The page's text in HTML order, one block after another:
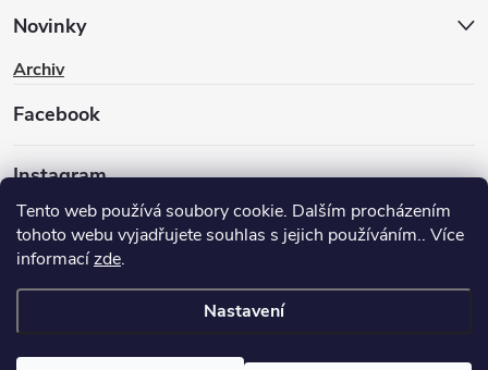
Tento web používá soubory cookie. Dalším procházením
tohoto webu vyjadřujete souhlas s jejich používáním.. Více
informacízde.
Nastavení
Novinky
Archiv
Facebook
Instagram
nastavení cookies